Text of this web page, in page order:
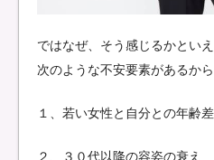
ではなぜ、そう感じるかといえ
次のような不安要素があるから
１、若い女性と自分との年齢差
２、３０代以降の容姿の衰え